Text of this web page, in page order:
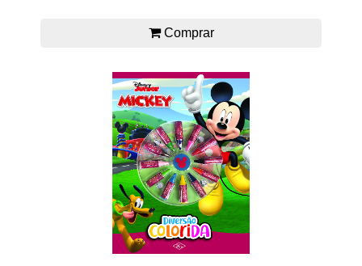
Comprar